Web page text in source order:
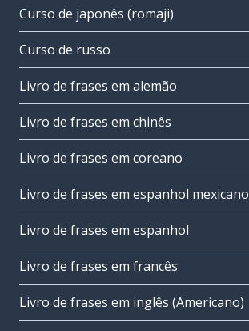
Curso de japonês (romaji)
Curso de russo
Livro de frases em alemão
Livro de frases em chinês
Livro de frases em coreano
Livro de frases em espanhol mexicano
Livro de frases em espanhol
Livro de frases em francês
Livro de frases em inglês (Americano)